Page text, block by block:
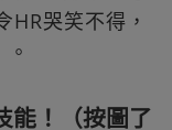
HR哭笑不得，
能！（按圖了